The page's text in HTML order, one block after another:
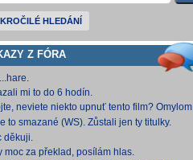
HLEDÁNÍ
Z FÓRA
mi to do 6 hodín.
neviete niekto upnuť tento film? Omylom
ho vymazal a neviem ho nikde nájsť. Robil
na
to smazané (WS). Zůstali jen ty titulky.
děkuji.
moc za překlad, posílám hlas.